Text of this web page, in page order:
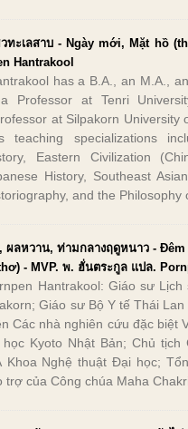
ทะเลสาบ - Ngày mới, Mặt hồ
Hantrakool
has a B.A., an M.A.,
Professor at Tenri
at Silpakorn University
teaching specializations
Eastern Civilization
History, Southeast
and the Philosophy
ผลหวาน, ท่ามกลางฤดูหนาว -
- MVP. พ. ฮั่นตระกูล แปล.
Hantrakool: Giáo sư Lịch
Giáo sư Bộ Y tế Thái
Các nhà nghiên cứu đặc biệt
Kyoto Nhật Bản; Chủ tịch
Khoa Nghệ thuật Đại học;
của Công chúa Maha